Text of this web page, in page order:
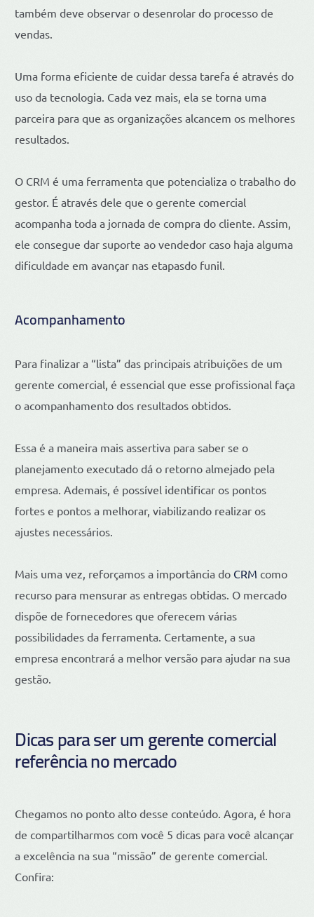
também deve observar o desenrolar do processo de
vendas.
Uma forma eficiente de cuidar dessa tarefa é através do
uso da tecnologia. Cada vez mais, ela se torna uma
parceira para que as organizações alcancem os melhores
resultados.
O CRM é uma ferramenta que potencializa o trabalho do
gestor. É através dele que o gerente comercial
acompanha toda a jornada de compra do cliente. Assim,
ele consegue dar suporte ao vendedor caso haja alguma
dificuldade em avançar nas etapasdo funil.
Acompanhamento
Para finalizar a “lista” das principais atribuições de um
gerente comercial, é essencial que esse profissional faça
o acompanhamento dos resultados obtidos.
Essa é a maneira mais assertiva para saber se o
planejamento executado dá o retorno almejado pela
empresa. Ademais, é possível identificar os pontos
fortes e pontos a melhorar, viabilizando realizar os
ajustes necessários.
Mais uma vez, reforçamos a importância do CRM como
recurso para mensurar as entregas obtidas. O mercado
dispõe de fornecedores que oferecem várias
possibilidades da ferramenta. Certamente, a sua
empresa encontrará a melhor versão para ajudar na sua
gestão.
Dicas para ser um gerente comercial
referência no mercado
Chegamos no ponto alto desse conteúdo. Agora, é hora
de compartilharmos com você 5 dicas para você alcançar
a excelência na sua “missão” de gerente comercial.
Confira: